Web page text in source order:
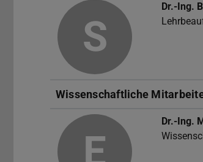
S
Dr.-Ing.
Wissenschaftliche
E
Dr.-Ing.